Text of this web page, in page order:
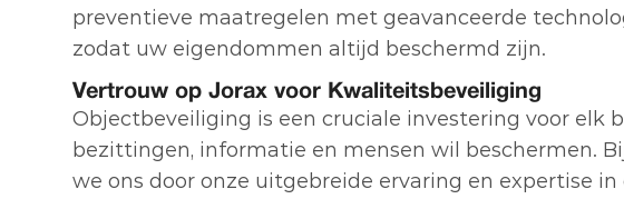
preventieve maatregelen met geavanceerde
zodat uw eigendommen altijd beschermd zijn.
Vertrouw op Jorax voor Kwaliteitsbeveiliging
Objectbeveiliging is een cruciale investering voor elk
bezittingen, informatie en mensen wil beschermen.
we ons door onze uitgebreide ervaring en expertise